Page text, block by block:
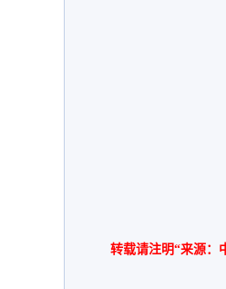
转载请注明“来源：